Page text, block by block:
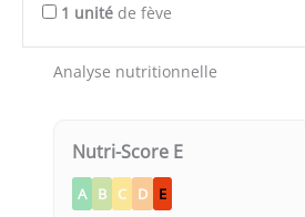
1 unité de fève
Analyse nutritionnelle
Nutri-Score E
A B C D E